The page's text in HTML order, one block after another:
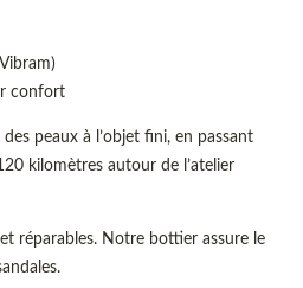
confort
peaux à l’objet fini, en passant
kilomètres autour de l’atelier
réparables. Notre bottier assure le